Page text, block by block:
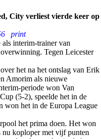
City verliest vierde keer op
print
interim-trainer van
Tegen Leicester
het na het ontslag van Erik
Amorim als nieuwe
periode won Van
(5-2), speelde het in de
won het in de Europa League
het prima doen. Het won
koploper met vijf punten